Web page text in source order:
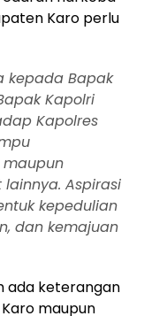
Karo perlu
kepada Bapak
Kapolri
Kapolres
maupun
Aspirasi
kepedulian
dan kemajuan
ada keterangan
maupun